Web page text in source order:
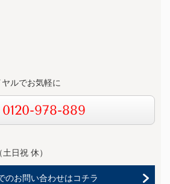
ルでお気軽に
0120-978-889
土日祝 休）
のお問い合わせはコチラ